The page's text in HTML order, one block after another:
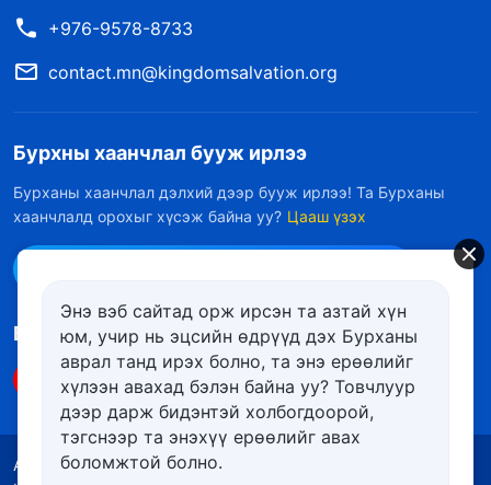
+976-9578-8733
contact.mn@kingdomsalvation.org
Бурхны хаанчлал бууж ирлээ
Бурханы хаанчлал дэлхий дээр бууж ирлээ! Та Бурханы
хаанчлалд орохыг хүсэж байна уу? Цааш үзэх
Биднийг дагах
Ашиглалтын нөхцөлүүд
Нууцлалын бодлого
Энэ вэб сайтад орж ирсэн та азтай хүн
юм, учир нь эцсийн өдрүүд дэх Бурханы
аврал танд ирэх болно, та энэ ерѳѳлийг
хүлээн авахад бэлэн байна уу? Товчлуур
дээр дарж бидэнтэй холбогдоорой,
тэгснээр та энэхүү ерѳѳлийг авах
боломжтой болно.